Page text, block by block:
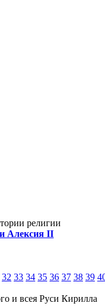
религии
Алексия II
32 33 34 35 36 37 38 39
и всея Руси Кирилла